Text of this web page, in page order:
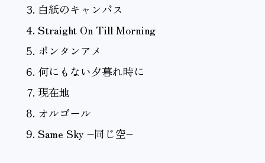
白紙のキャンバス
Straight On Till Morning
ボンタンアメ
何にもない夕暮れ時に
現在地
オルゴール
Same Sky –同じ空–